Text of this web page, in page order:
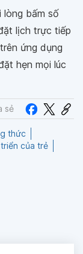
lòng bấm số
lịch trực tiếp
ứng dụng
hẹn mọi lúc
sẻ
thức
của trẻ